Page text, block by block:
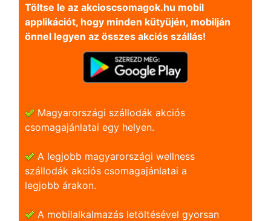
Töltse le az akcioscsomagok.hu mobil
applikációt, hogy minden kütyüjén, mobilján
önnel legyen az összes akciós szállás!
Magyarországi szállodák akciós
csomagajánlatai egy helyen.
A legjobb magyarországi wellness
szállodák akciós csomagajánlatai a
legjobb árakon.
A mobilalkalmazás letöltésével gyorsan